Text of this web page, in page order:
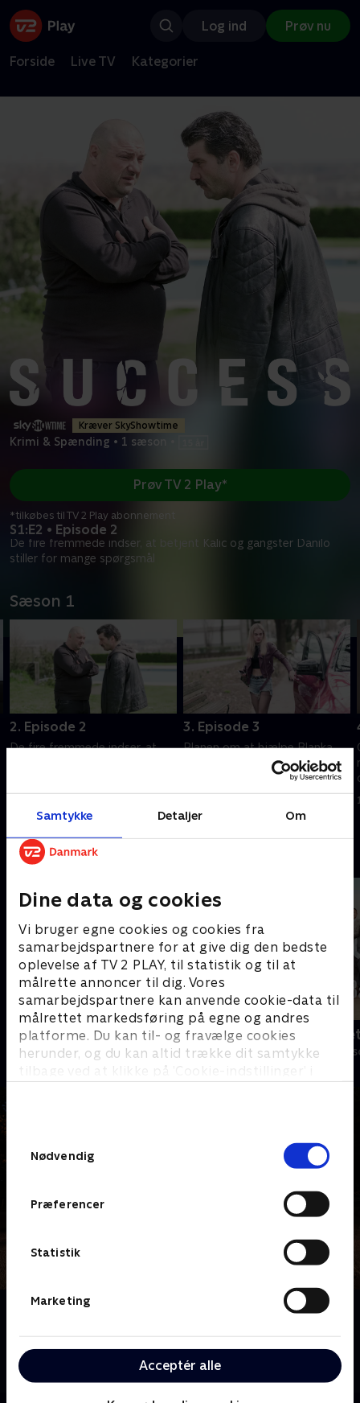
Samtykke Detaljer Om
Dine data og cookies
Vi bruger egne cookies og cookies fra
samarbejdspartnere for at give dig den bedste
oplevelse af TV 2 PLAY, til statistik og til at
målrette annoncer til dig. Vores
samarbejdspartnere kan anvende cookie-data til
målrettet markedsføring på egne og andres
platforme. Du kan til- og fravælge cookies
herunder, og du kan altid trække dit samtykke
tilbage ved at klikke på ’Cookie-indstillinger’ i
Nødvendig
Præferencer
Statistik
Marketing
Acceptér alle
Log ind Prøv nu
Forside Live TV Kategorier
Kræver SkyShowtime
Krimi & Spænding • 1 sæson
S1:E2 • Episode 2
De fire fremmede indser, at betjent Kalic og gangster Danilo
stiller for mange spørgsmål
Prøv TV 2 Play*
*tilkøbes til TV 2 Play abonnement
Sæson 1
2. Episode 2
De fire fremmede indser, at
spørgsmål
2. juni 2023 • 50 min
3. Episode 3
Planen om at hjælpe Blanka
giver bagslag. Gruppen formår
at vildlede Danilo og Kalic.
Andre så også
Klovn
Komedie • 11 sæsoner Drama • 10
Om Success
bundet uigenkendeligt sammen af en voldelig
hændelse.